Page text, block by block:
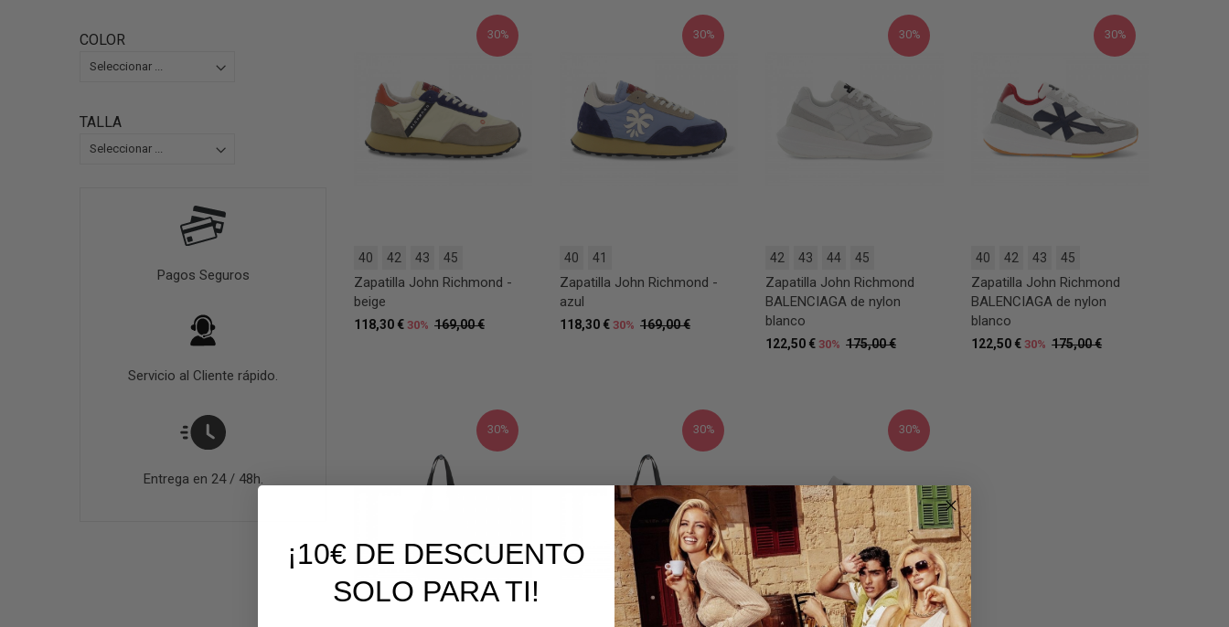
COLOR
TALLA
Pagos Seguros
Servicio al Cliente rápido.
Entrega en 24 / 48h.
30%
40 42 43 45
Zapatilla John Richmond -
beige
169,00 €
118,30 € 30%
30%
40 41
Zapatilla John Richmond -
azul
169,00 €
118,30 € 30%
30%
42 43 44 45
Zapatilla John Richmond
BALENCIAGA de nylon
blanco
175,00 €
122,50 € 30%
30%
40 42 43 45
Zapatilla John Richmond
BALENCIAGA de nylon
blanco
175,00 €
122,50 € 30%
30% 30% 30%
¡10€ DE DESCUENTO
SOLO PARA TI!